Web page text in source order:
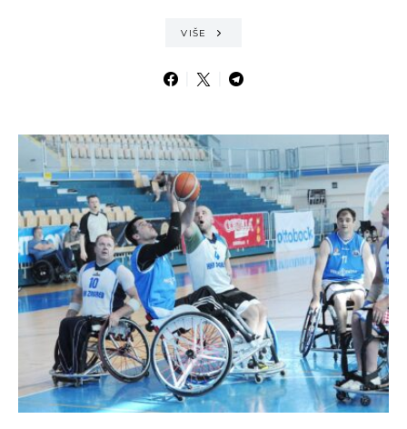
VIŠE